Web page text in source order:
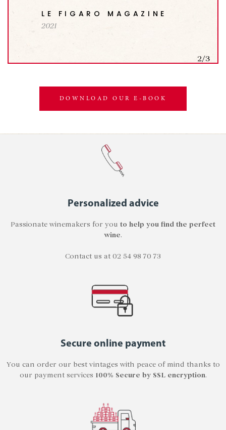
LE FIGARO MAGAZINE
2021
2/3
DOWNLOAD OUR E-BOOK
Personalized advice
Passionate winemakers for you to help you find the perfect
wine.
Contact us at 02 54 98 70 73
Secure online payment
You can order our best vintages with peace of mind thanks to
our payment services 100% Secure by SSL encryption.